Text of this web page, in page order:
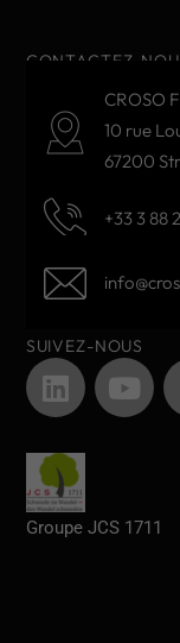
CONTACTEZ-
CROSO
10 rue
67200
+33 3 88
SUIVEZ-NOUS
Groupe JCS 1711